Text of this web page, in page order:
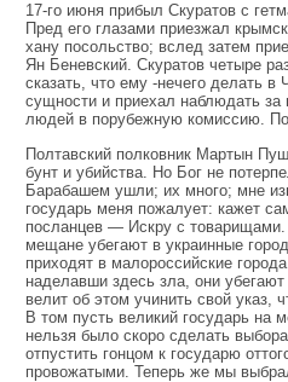
17-го июня прибыл Скуратов с
Пред его глазами приезжал
хану посольство; вслед затем
Ян Беневский. Скуратов четыре
сказать, что ему -нечего делать
сущности и при­ехал наблюдать
людей в порубежную комиссию. По
Полтавский полковник Мартын
бунт и убийства. Но Бог не
Барабашем ушли; их мно­го; мне
государь меня по­жалует: кажет
послан­цев — Искру с товарищами.
мещане убегают в украинные
приходят в малороссийские
наделавши здесь зла, они
велит об этом учинить свой указ,
В том пусть вели­кий государь на
нельзя было скоро сделать
отпустить гонцом к государю
провожатыми. Теперь же мы